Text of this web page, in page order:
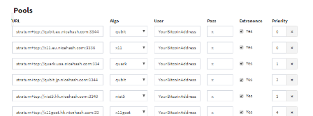
VERUSHASH
KHEAVYHASH
NEXAPOW